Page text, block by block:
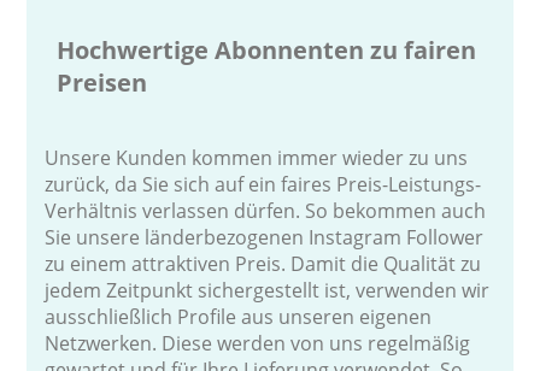
Hochwertige Abonnenten zu fairen
Preisen
Unsere Kunden kommen immer wieder zu uns
zurück, da Sie sich auf ein faires Preis-Leistungs-
Verhältnis verlassen dürfen. So bekommen auch
Sie unsere länderbezogenen Instagram Follower
zu einem attraktiven Preis. Damit die Qualität zu
jedem Zeitpunkt sichergestellt ist, verwenden wir
ausschließlich Profile aus unseren eigenen
Netzwerken. Diese werden von uns regelmäßig